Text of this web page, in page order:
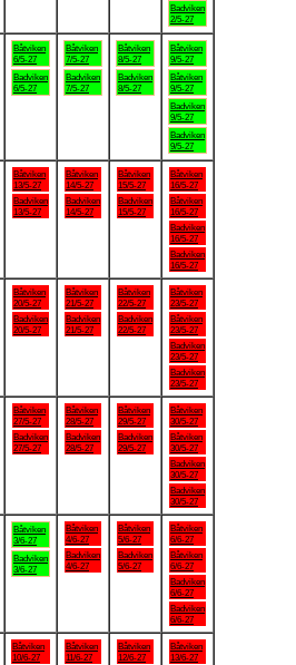
Badviken
2/5-27
Båtviken
6/5-27
Badviken
6/5-27
Båtviken
7/5-27
Badviken
7/5-27
Båtviken
8/5-27
Badviken
8/5-27
Båtviken
9/5-27
Båtviken
9/5-27
Badviken
9/5-27
Badviken
9/5-27
Båtviken
13/5-27
Badviken
13/5-27
Båtviken
14/5-27
Badviken
14/5-27
Båtviken
15/5-27
Badviken
15/5-27
Båtviken
16/5-27
Båtviken
16/5-27
Badviken
16/5-27
Badviken
16/5-27
Båtviken
20/5-27
Badviken
20/5-27
Båtviken
21/5-27
Badviken
21/5-27
Båtviken
22/5-27
Badviken
22/5-27
Båtviken
23/5-27
Båtviken
23/5-27
Badviken
23/5-27
Badviken
23/5-27
Båtviken
27/5-27
Badviken
27/5-27
Båtviken
28/5-27
Badviken
28/5-27
Båtviken
29/5-27
Badviken
29/5-27
Båtviken
30/5-27
Båtviken
30/5-27
Badviken
30/5-27
Badviken
30/5-27
Båtviken
3/6-27
Badviken
3/6-27
Båtviken
4/6-27
Badviken
4/6-27
Båtviken
5/6-27
Badviken
5/6-27
Båtviken
6/6-27
Båtviken
6/6-27
Badviken
6/6-27
Badviken
6/6-27
Båtviken
10/6-27
Båtviken
11/6-27
Båtviken
12/6-27
Båtviken
13/6-27